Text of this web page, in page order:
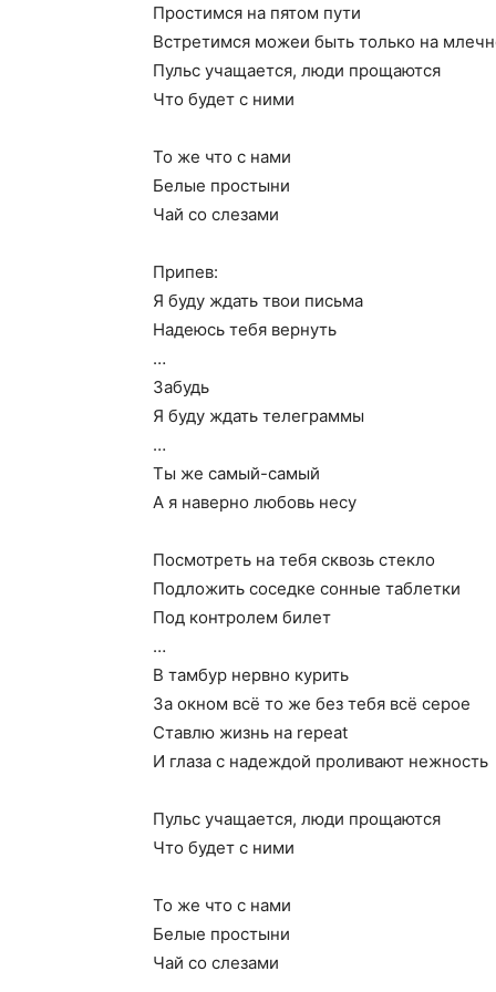
Простимся на пятом пути
Встретимся можеи быть только на
Пульс учащается, люди прощаются
Что будет с ними
То же что с нами
Белые простыни
Чай со слезами
Припев:
Я буду ждать твои письма
Надеюсь тебя вернуть
…
Забудь
Я буду ждать телеграммы
…
Ты же самый-самый
А я наверно любовь несу
Посмотреть на тебя сквозь стекло
Подложить соседке сонные таблетки
Под контролем билет
…
В тамбур нервно курить
За окном всё то же без тебя всё серое
Ставлю жизнь на repeat
И глаза с надеждой проливают нежность
Пульс учащается, люди прощаются
Что будет с ними
То же что с нами
Белые простыни
Чай со слезами